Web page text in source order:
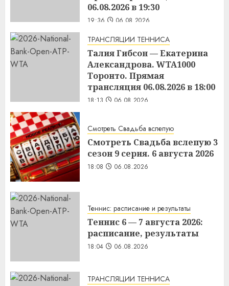
06.08.2026 в 19:30
19:36 06.08.2026
ТРАНСЛЯЦИИ ТЕННИСА
Талия Гибсон — Екатерина
Александрова. WTA1000
Торонто. Прямая
трансляция 06.08.2026 в 18:00
18:13 06.08.2026
Смотреть Свадьба вслепую
Смотреть Свадьба вслепую 3
сезон 9 серия. 6 августа 2026
18:08 06.08.2026
Теннис: расписание и результаты
Теннис 6 — 7 августа 2026:
расписание, результаты
18:04 06.08.2026
ТРАНСЛЯЦИИ ТЕННИСА